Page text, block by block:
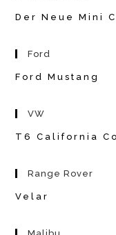
Der Neue Mini
Ford
Ford Mustang
VW
T6 California
Range Rover
Velar